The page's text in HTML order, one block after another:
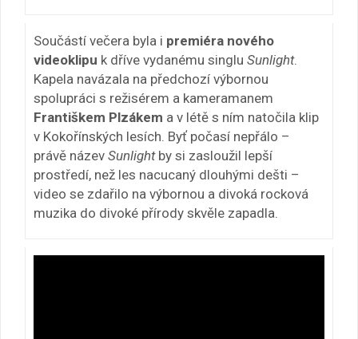
Součástí večera byla i premiéra nového
videoklipu k dříve vydanému singlu Sunlight.
Kapela navázala na předchozí výbornou
spolupráci s režisérem a kameramanem
Františkem Plzákem a v létě s ním natočila klip
v Kokořínských lesích. Byť počasí nepřálo –
právě název Sunlightby si zasloužil lepší
prostředí, než les nacucaný dlouhými dešti –
video se zdařilo na výbornou a divoká rocková
muzika do divoké přírody skvěle zapadla.